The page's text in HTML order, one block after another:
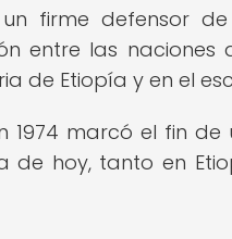
un firme defensor
entre las naciones
de Etiopía y en el
1974 marcó el fin
hoy, tanto en